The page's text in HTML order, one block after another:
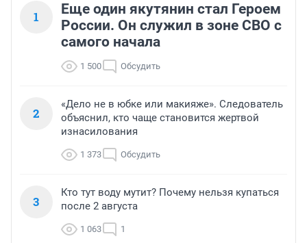
1
Еще один якутянин стал Героем
России. Он служил в зоне СВО с
самого начала
1 500 Обсудить
2
«Дело не в юбке или макияже». Следователь
объяснил, кто чаще становится жертвой
изнасилования
1 373 Обсудить
3
Кто тут воду мутит? Почему нельзя купаться
после 2 августа
1 063 1